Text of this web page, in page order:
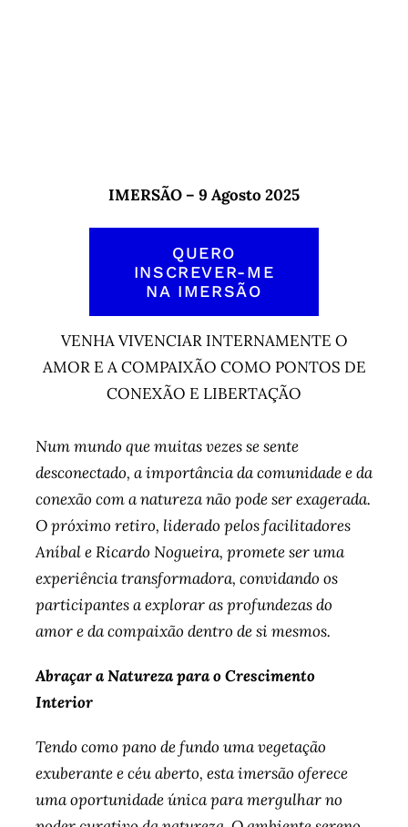
IMERSÃO – 9 Agosto 2025
QUERO
INSCREVER-ME
NA IMERSÃO
VENHA VIVENCIAR INTERNAMENTE O
AMOR E A COMPAIXÃO COMO PONTOS DE
CONEXÃO E LIBERTAÇÃO
Num mundo que muitas vezes se sente
desconectado, a importância da comunidade e da
conexão com a natureza não pode ser exagerada.
O próximo retiro, liderado pelos facilitadores
Aníbal e Ricardo Nogueira, promete ser uma
experiência transformadora, convidando os
participantes a explorar as profundezas do
amor e da compaixão dentro de si mesmos.
Abraçar a Natureza para o Crescimento
Interior
Tendo como pano de fundo uma vegetação
exuberante e céu aberto, esta imersão oferece
uma oportunidade única para mergulhar no